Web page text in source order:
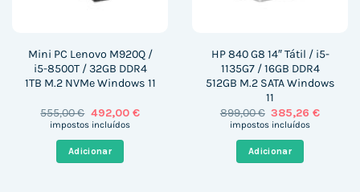
Mini PC Lenovo M920Q /
i5-8500T / 32GB DDR4
1TB M.2 NVMe Windows 11
555,00€ O
preço
555,00 €.
492,00 €O
impostos incluídos
Adicionar
HP 840 G8 14″ Tátil / i5-
1135G7 / 16GB DDR4
512GB M.2 SATA Windows
11
899,00€ O
preço
899,00 €.
385,26€O
impostos incluídos
Adicionar